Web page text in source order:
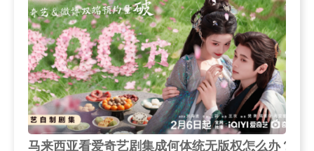
马来西亚看爱奇艺剧集成何体统无版权怎么办？成